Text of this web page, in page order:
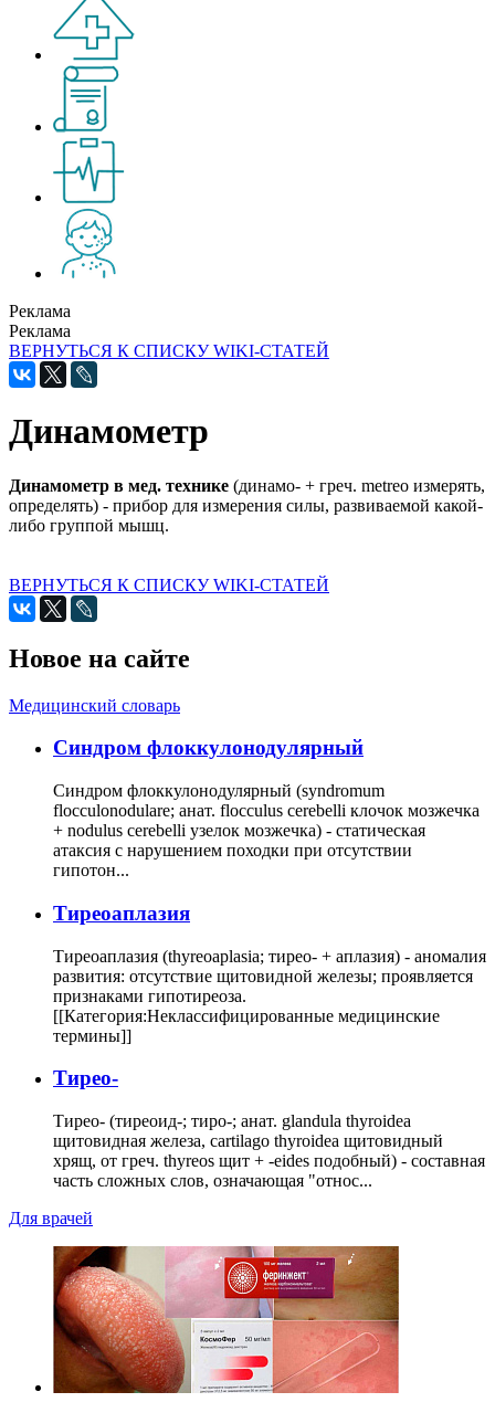
Реклама
Реклама
ВЕРНУТЬСЯ К СПИСКУ WIKI-СТАТЕЙ
Динамометр
Динамометр в мед. технике (динамо- + греч. metreo измерять,
определять) - прибор для измерения силы, развиваемой какой-
либо группой мышц.
ВЕРНУТЬСЯ К СПИСКУ WIKI-СТАТЕЙ
Новое на сайте
Медицинский словарь
Cиндром флоккулонодулярный
Синдром флоккулонодулярный (syndromum
flocculonodulare; анат. flocculus cerebelli клочок мозжечка
+ nodulus cerebelli узелок мозжечка) - статическая
атаксия с нарушением походки при отсутствии
гипотон...
Тиреоаплазия
Тиреоаплазия (thyreoaplasia; тирео- + аплазия) - аномалия
развития: отсутствие щитовидной железы; проявляется
признаками гипотиреоза.
[[Категория:Неклассифицированные медицинские
термины]]
Тирео-
Тирео- (тиреоид-; тиро-; анат. glandula thyroidea
щитовидная железа, cartilago thyroidea щитовидный
хрящ, от греч. thyreos щит + -eides подобный) - составная
часть сложных слов, означающая "относ...
Для врачей